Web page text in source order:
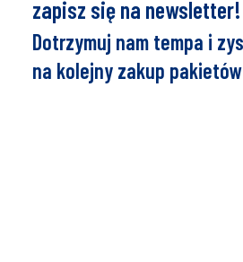
zapisz się na newsletter!
Dotrzymuj nam tempa i
na kolejny zakup